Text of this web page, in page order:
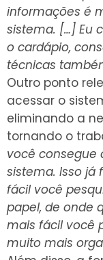
informações é
sistema. […] Eu
o cardápio,
técnicas
Outro ponto
acessar o
eliminando a
tornando o
você consegue
sistema. Isso já
fácil você
papel, de onde
mais fácil você
muito mais